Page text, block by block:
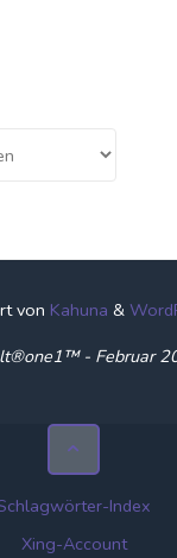
von Kahuna &
- Februar
Index
Xing-Account